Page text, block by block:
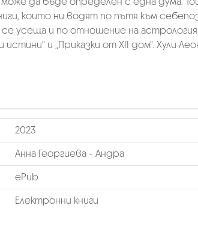
които ни водят по пътя към
се усеща и по отношение на
и „Приказки от XII дом“. Хули
2023
Анна Георгиева - Андра
ePub
Електронни книги